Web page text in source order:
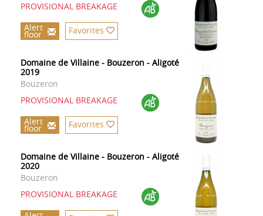
PROVISIONAL BREAKAGE
Alert
floor Favorites
Domaine de Villaine - Bouzeron - Aligoté
2019
Bouzeron
PROVISIONAL BREAKAGE
Alert
floor Favorites
Domaine de Villaine - Bouzeron - Aligoté
2020
Bouzeron
PROVISIONAL BREAKAGE